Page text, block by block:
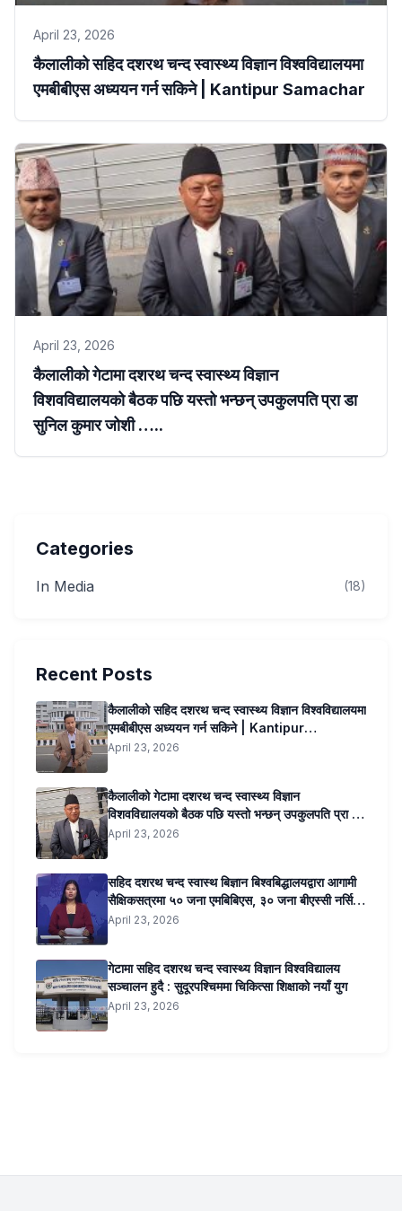
April 23, 2026
कैलालीको सहिद दशरथ चन्द स्वास्थ्य विज्ञान विश्वविद्यालयमा
एमबीबीएस अध्ययन गर्न सकिने | Kantipur Samachar
April 23, 2026
कैलालीको गेटामा दशरथ चन्द स्वास्थ्य विज्ञान
विशवविद्यालयको बैठक पछि यस्तो भन्छन् उपकुलपति प्रा डा
सुनिल कुमार जोशी …..
Categories
In Media (18)
Recent Posts
कैलालीको सहिद दशरथ चन्द स्वास्थ्य विज्ञान विश्वविद्यालयमा
एमबीबीएस अध्ययन गर्न सकिने | Kantipur
Samachar
April 23, 2026
कैलालीको गेटामा दशरथ चन्द स्वास्थ्य विज्ञान
विशवविद्यालयको बैठक पछि यस्तो भन्छन् उपकुलपति प्रा डा
सुनिल कुमार जोशी …..
April 23, 2026
सहिद दशरथ चन्द स्वास्थ बिज्ञान बिश्वबिद्धालयद्वारा आगामी
सैक्षिकसत्रमा ५० जना एमबिबिएस, ३० जना बीएस्सी नर्सिङ,
२० जना बीएमएलटी र २० जना अप्टोमेट्रीतर्फ कोटा
April 23, 2026
गेटामा सहिद दशरथ चन्द स्वास्थ्य विज्ञान विश्वविद्यालय
सञ्चालन हुदै : सुदूरपश्चिममा चिकित्सा शिक्षाको नयाँ युग
April 23, 2026